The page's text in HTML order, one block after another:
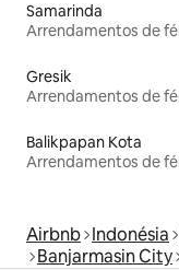
Samarinda
Arrendamentos de
Gresik
Arrendamentos de
Balikpapan Kota
Arrendamentos de
Airbnb Indonésia
Banjarmasin City